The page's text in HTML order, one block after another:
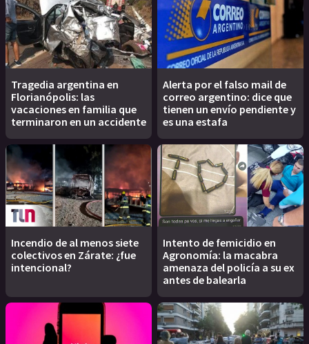
Tragedia argentina en
Florianópolis: las
vacaciones en familia que
terminaron en un accidente
Alerta por el falso mail de
correo argentino: dice que
tienen un envío pendiente y
es una estafa
Incendio de al menos siete
colectivos en Zárate: ¿fue
intencional?
Intento de femicidio en
Agronomía: la macabra
amenaza del policía a su ex
antes de balearla